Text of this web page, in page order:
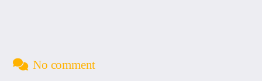
No comment